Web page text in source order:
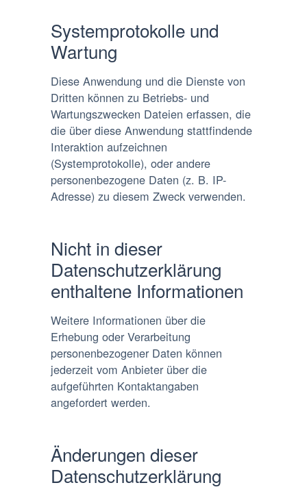
Systemprotokolle und
Wartung
Diese Anwendung und die Dienste von
Dritten können zu Betriebs- und
Wartungszwecken Dateien erfassen, die
die über diese Anwendung stattfindende
Interaktion aufzeichnen
(Systemprotokolle), oder andere
personenbezogene Daten (z. B. IP-
Adresse) zu diesem Zweck verwenden.
Nicht in dieser
Datenschutzerklärung
enthaltene Informationen
Weitere Informationen über die
Erhebung oder Verarbeitung
personenbezogener Daten können
jederzeit vom Anbieter über die
aufgeführten Kontaktangaben
angefordert werden.
Änderungen dieser
Datenschutzerklärung